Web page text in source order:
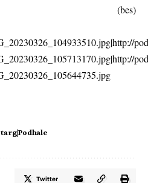
(bes)
Twitter